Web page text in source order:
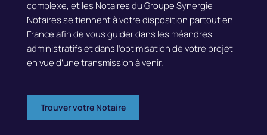
complexe, et les Notaires du Groupe Synergie
Notaires se tiennent à votre disposition partout en
France afin de vous guider dans les méandres
administratifs et dans l’optimisation de votre projet
en vue d’une transmission à venir.
Trouver votre Notaire